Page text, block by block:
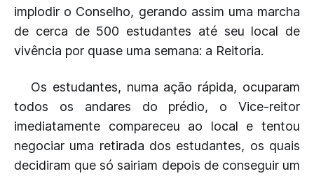
implodir o Conselho, gerando assim uma marcha
de cerca de 500 estudantes até seu local de
vivência por quase uma semana: a Reitoria.
Os estudantes, numa ação rápida, ocuparam
todos os andares do prédio, o Vice-reitor
imediatamente compareceu ao local e tentou
negociar uma retirada dos estudantes, os quais
decidiram que só sairiam depois de conseguir um